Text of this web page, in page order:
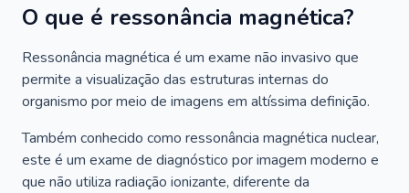
O que é ressonância magnética?
Ressonância magnética é um exame não invasivo que
permite a visualização das estruturas internas do
organismo por meio de imagens em altíssima definição.
Também conhecido como ressonância magnética nuclear,
este é um exame de diagnóstico por imagem moderno e
que não utiliza radiação ionizante, diferente da